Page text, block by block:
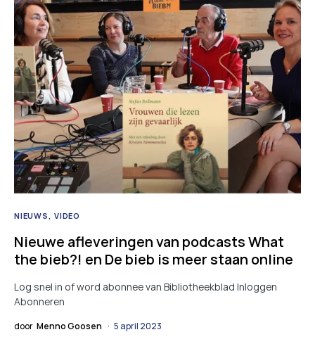
NIEUWS VIDEO
Nieuwe afleveringen van podcasts What
the bieb?! en De bieb is meer staan online
Log snel in of word abonnee van Bibliotheekblad Inloggen
Abonneren
door Menno Goosen 5 april 2023